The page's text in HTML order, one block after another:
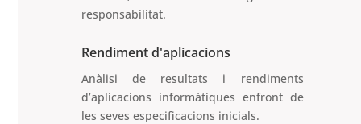
responsabilitat.
Rendiment d'aplicacions
Anàlisi de resultats i rendiments
d’aplicacions informàtiques enfront de
les seves especificacions inicials.